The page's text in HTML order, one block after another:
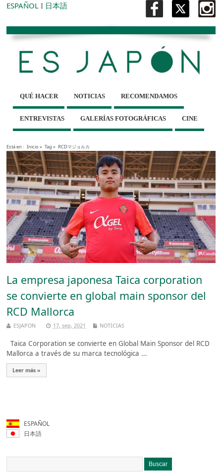
ESPAÑOL I 日本語
QUÉ HACER NOTICIAS RECOMENDAMOS
ENTREVISTAS GALERÍAS FOTOGRÁFICAS CINE
Está en : Inicio» Tag » RCDマジョルカ
La empresa japonesa Taica corporation
se convierte en global main sponsor del
RCD Mallorca
ESJAPON 17, sep, 2021 NOTICIAS
Taica Corporation se convierte en Global Main Sponsor del RCD
Mallorca a través de su marca tecnológica ...
Leer más »
ESPAÑOL
日本語